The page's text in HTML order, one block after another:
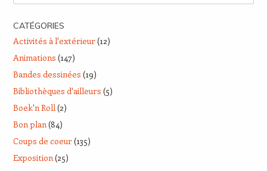
CATÉGORIES
Activités à l'extérieur(12)
Animations (147)
Bandes dessinées (19)
Bibliothèques d'ailleurs (5)
Boek'n Roll(2)
Bon plan(84)
Coups de coeur(135)
Exposition(25)